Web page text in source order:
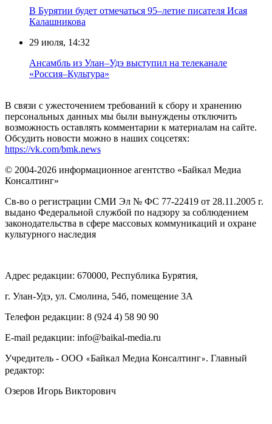
В Бурятии будет отмечаться 95–летие писателя Исая
Калашникова
29 июля, 14:32
Ансамбль из Улан–Удэ выступил на телеканале
«Россия–Культура»
В связи с ужесточением требований к сбору и хранению
персональных данных мы были вынуждены отключить
возможность оставлять комментарии к материалам на сайте.
Обсудить новости можно в наших соцсетях:
https://vk.com/bmk.news
© 2004-2026 информационное агентство «Байкал Медиа
Консалтинг»
Св-во о регистрации СМИ Эл № ФС 77-22419 от 28.11.2005 г.
выдано Федеральной службой по надзору за соблюдением
законодательства в сфере массовых коммуникаций и охране
культурного наследия
Адрес редакции: 670000, Республика Бурятия,
г. Улан-Удэ, ул. Смолина, 54б, помещение 3А
Телефон редакции: ‎‎8 (924 4) 58 90 90
E-mail редакции: info@baikal-media.ru
Учредитель - ООО «Байкал Медиа Консалтинг». Главный
редактор:
Озеров Игорь Викторович